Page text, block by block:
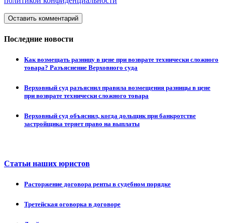
Оставить комментарий
Последние новости
Как возмещать разницу в цене при возврате технически сложного
товара? Разъяснение Верховного суда
Верховный суд разъяснил правила возмещения разницы в цене
при возврате технически сложного товара
Верховный суд объяснил, когда дольщик при банкротстве
застройщика теряет право на выплаты
Статьи наших юристов
Расторжение договора ренты в судебном порядке
Третейская оговорка в договоре